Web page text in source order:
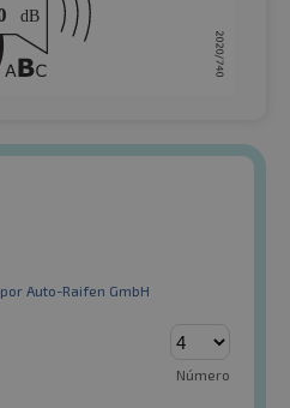
por Auto-Raifen GmbH
Número